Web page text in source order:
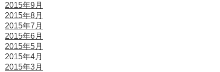
2015年9月
2015年8月
2015年7月
2015年6月
2015年5月
2015年4月
2015年3月